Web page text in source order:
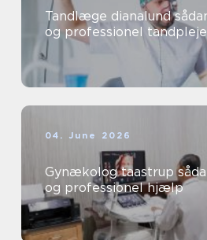
Tandlæge dianalund sådan finder du tryg
og professionel tandpleje
04. June 2026
Gynækolog taastrup sådan finder du tryg
og professionel hjælp